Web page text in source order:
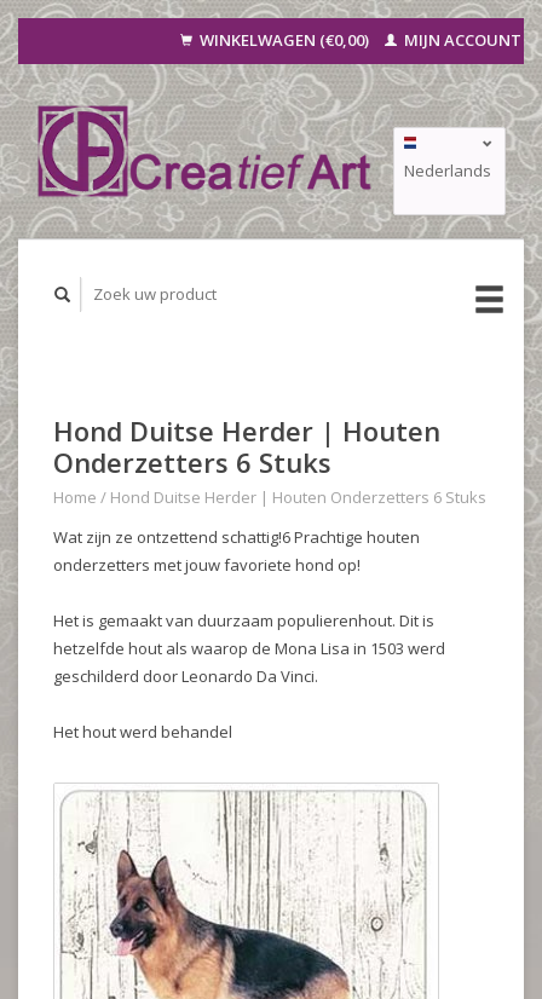
WINKELWAGEN (€0,00) MIJN ACCOUNT
Nederlands
Deutsch
Hond Duitse Herder | Houten
Onderzetters 6 Stuks
Home / Hond Duitse Herder | Houten Onderzetters 6 Stuks
Wat zijn ze ontzettend schattig!6 Prachtige houten
onderzetters met jouw favoriete hond op!
Het is gemaakt van duurzaam populierenhout. Dit is
hetzelfde hout als waarop de Mona Lisa in 1503 werd
geschilderd door Leonardo Da Vinci.
Het hout werd behandel